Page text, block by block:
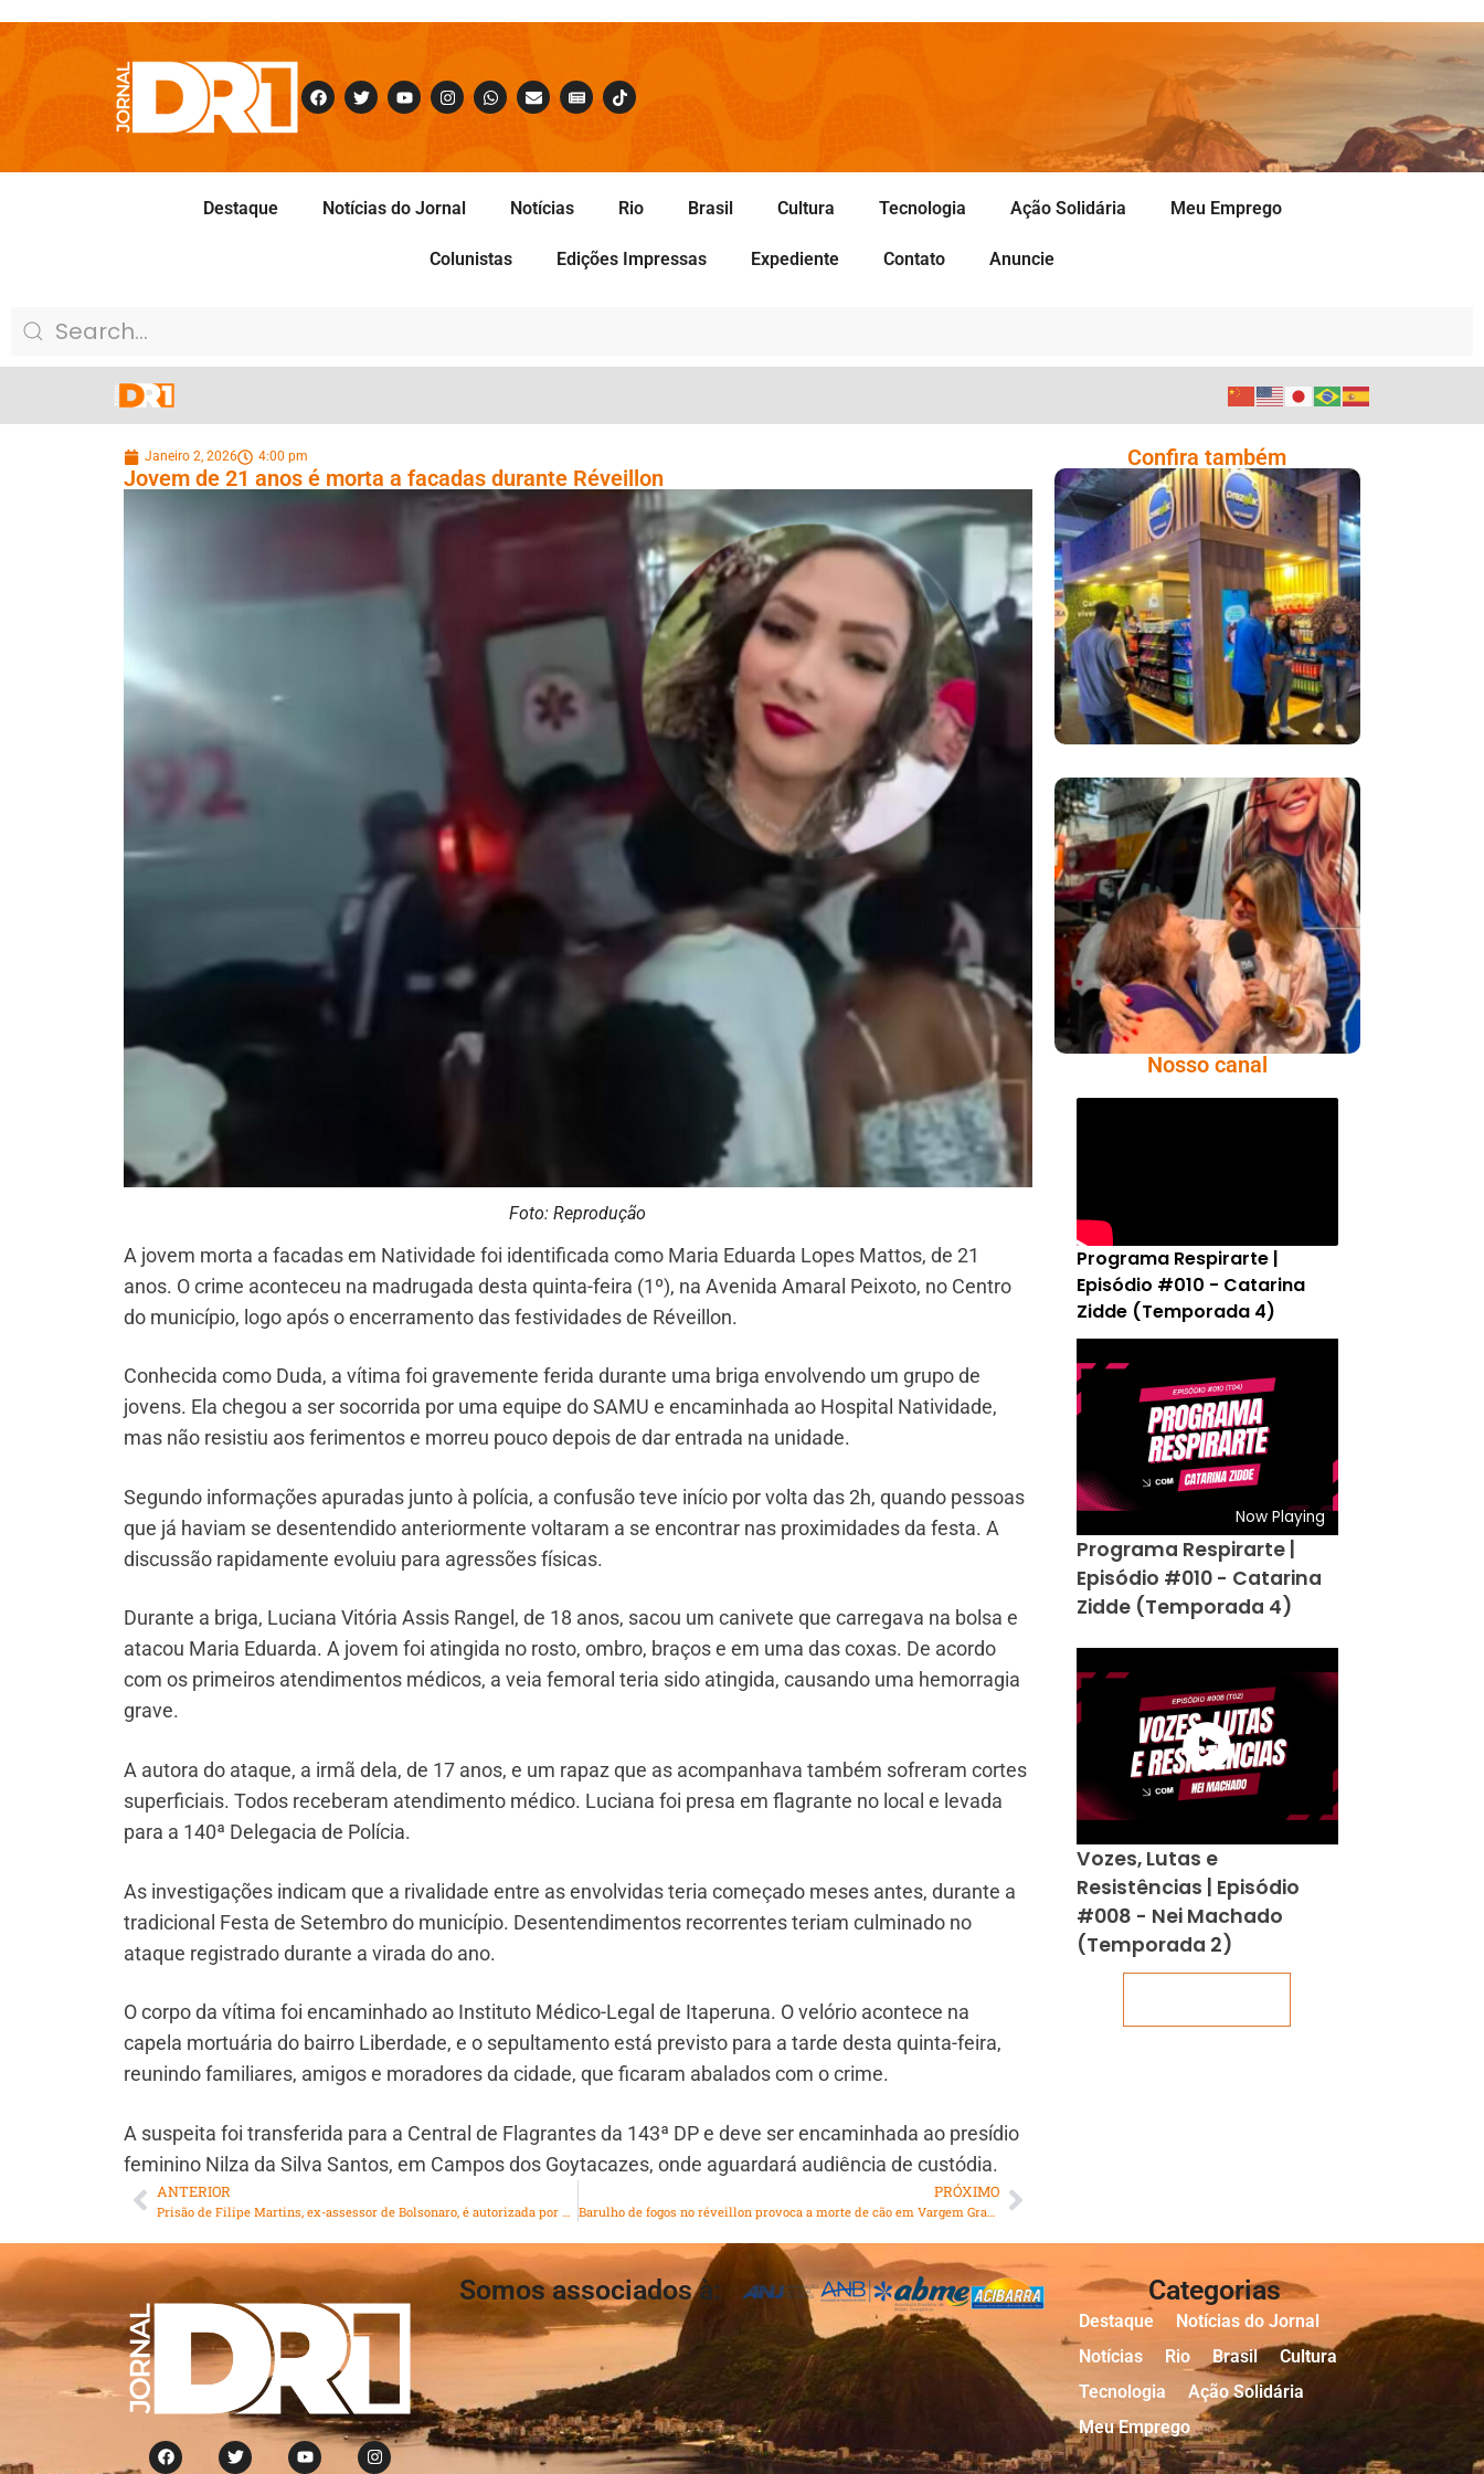
Destaque Notícias do Jornal Notícias Rio Brasil Cultura Tecnologia Ação Solidária Meu Emprego
Colunistas Edições Impressas Expediente Contato Anuncie
Janeiro 2, 2026 4:00 pm
Jovem de 21 anos é morta a facadas durante Réveillon
Foto: Reprodução
A jovem morta a facadas em Natividade foi identificada como Maria Eduarda Lopes Mattos, de 21
anos. O crime aconteceu na madrugada desta quinta-feira (1º), na Avenida Amaral Peixoto, no Centro
do município, logo após o encerramento das festividades de Réveillon.
Conhecida como Duda, a vítima foi gravemente ferida durante uma briga envolvendo um grupo de
jovens. Ela chegou a ser socorrida por uma equipe do SAMU e encaminhada ao Hospital Natividade,
mas não resistiu aos ferimentos e morreu pouco depois de dar entrada na unidade.
Segundo informações apuradas junto à polícia, a confusão teve início por volta das 2h, quando pessoas
que já haviam se desentendido anteriormente voltaram a se encontrar nas proximidades da festa. A
discussão rapidamente evoluiu para agressões físicas.
Durante a briga, Luciana Vitória Assis Rangel, de 18 anos, sacou um canivete que carregava na bolsa e
atacou Maria Eduarda. A jovem foi atingida no rosto, ombro, braços e em uma das coxas. De acordo
com os primeiros atendimentos médicos, a veia femoral teria sido atingida, causando uma hemorragia
grave.
A autora do ataque, a irmã dela, de 17 anos, e um rapaz que as acompanhava também sofreram cortes
superficiais. Todos receberam atendimento médico. Luciana foi presa em flagrante no local e levada
para a 140ª Delegacia de Polícia.
As investigações indicam que a rivalidade entre as envolvidas teria começado meses antes, durante a
tradicional Festa de Setembro do município. Desentendimentos recorrentes teriam culminado no
ataque registrado durante a virada do ano.
O corpo da vítima foi encaminhado ao Instituto Médico-Legal de Itaperuna. O velório acontece na
capela mortuária do bairro Liberdade, e o sepultamento está previsto para a tarde desta quinta-feira,
reunindo familiares, amigos e moradores da cidade, que ficaram abalados com o crime.
A suspeita foi transferida para a Central de Flagrantes da 143ª DP e deve ser encaminhada ao presídio
feminino Nilza da Silva Santos, em Campos dos Goytacazes, onde aguardará audiência de custódia.
ANTERIOR
Prisão de Filipe Martins, ex-assessor de Bolsonaro, é autorizada por Moraes após descumprimento de cautelares
PRÓXIMO
Barulho de fogos no réveillon provoca a morte de cão em Vargem Grande
Confira também
Cencosud Promove
Inovação No Brasil
Com A Participação
Do Prezunic No Rio
Innovation Week
2026
​Segurança Pública
Lidera Queixas De
Moradores Do Rio Em
Escuta Promovida
Por Antônia
Fontenelle
Nosso canal
Programa Respirarte |
Episódio #010 - Catarina
Zidde (Temporada 4)
Now Playing
Programa Respirarte |
Episódio #010 - Catarina
Zidde (Temporada 4)
Vozes, Lutas e
Resistências | Episódio
#008 - Nei Machado
(Temporada 2)
Somos associados à: Categorias
Destaque
Notícias do Jornal
Notícias
Rio Brasil
Cultura
Tecnologia
Ação Solidária
Meu Emprego